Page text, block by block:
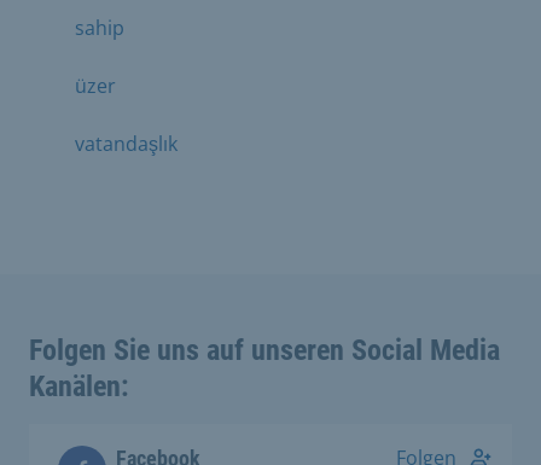
sahip
üzer
vatandaşlık
Folgen Sie uns auf unseren Social Media
Kanälen:
Facebook Folgen